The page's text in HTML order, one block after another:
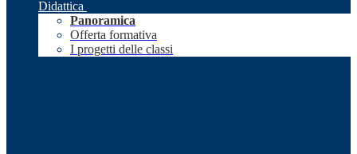
Didattica
Panoramica
Offerta formativa
I progetti delle classi